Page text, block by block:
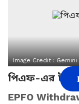
Image Credit :Gemini
পিএফ-এর টাকা
EPFO